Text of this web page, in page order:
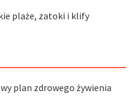
plaże, zatoki i klify
plan zdrowego żywienia